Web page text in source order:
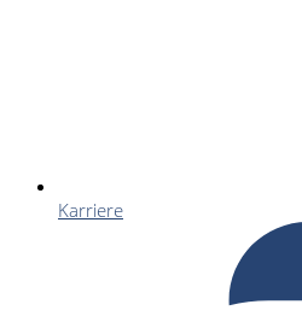
Karriere